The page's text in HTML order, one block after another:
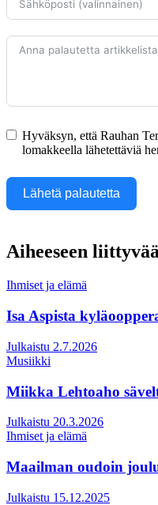
Hyväksyn, että Rauhan
lomakkeella lähetettäviä
Lähetä palautetta
Aiheeseen
Ihmiset ja elämä
Isa Aspista
Julkaistu 2.7.2026
Musiikki
Miikka Lehtoaho
Julkaistu 20.3.2026
Ihmiset ja elämä
Maailman oudoin
Julkaistu 15.12.2025